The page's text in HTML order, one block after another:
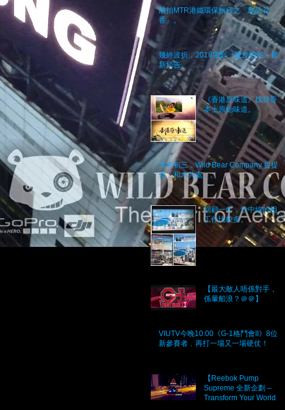
航拍MTR港鐵環保旅程之「鳥語花
香」。
幾經波折，2018電影《脫皮爸爸》最
新預告。
《香港原味道》找尋香港
本土原始味道。
大年初三，Wild Bear Company 提提
你「和木共處」。
回顧一年，沙中線的相關
工作比較多。
【最大敵人唔係對手，而
係暈船浪？＠＠】
VIUTV今晚10:00《G-1格鬥會II》8位
新參賽者﹐再打一場又一場硬仗！
【Reebok Pump
Supreme 全新企劃 –
Transform Your World】